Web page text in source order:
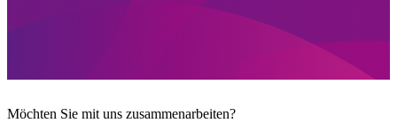
Möchten Sie mit uns zusammenarbeiten?